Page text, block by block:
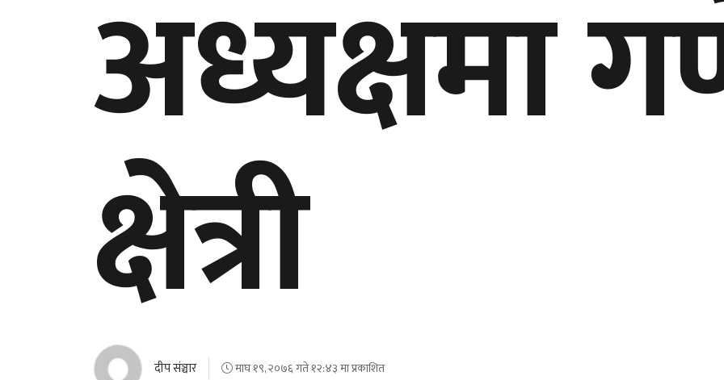
अध्यक्षमा
क्षेत्री
दीप संञ्चार माघ १९, २०७६ गते १२:४३ मा प्रकाशित